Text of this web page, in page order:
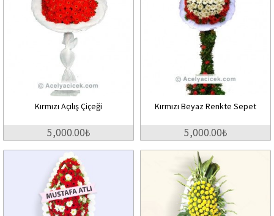
Kırmızı Açılış Çiçeği
5,000.00₺
Kırmızı Beyaz Renkte Sepet
5,000.00₺